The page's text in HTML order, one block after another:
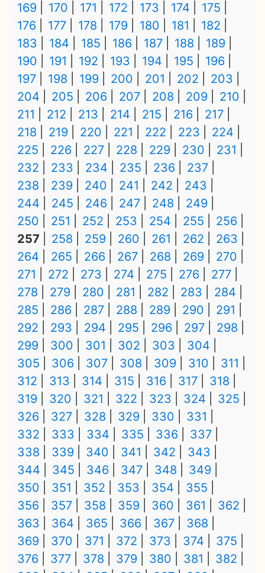
169
170 171 172 173 174
175
176
177 178 179 180 181
182
183
184 185 186 187 188
189
190
191 192 193 194 195
196
197
198 199 200 201 202
203
204
205 206 207 208 209
210
211
212 213 214 215 216
217
218
219 220 221 222 223
224
225
226 227 228 229 230
231
232
233 234 235 236
237
238
239 240 241 242
243
244
245 246 247 248
249
250
251 252 253 254 255
256
257
258 259 260 261 262
263
264
265 266 267 268 269
270
271
272 273 274 275 276
277
278
279 280 281 282 283
284
285
286 287 288 289 290
291
292
293 294 295 296 297
298
299
300 301 302 303
304
305
306 307 308 309 310
311
312
313 314 315 316 317
318
319
320 321 322 323 324
325
326
327 328 329 330
331
332
333 334 335 336
337
338
339 340 341 342
343
344
345 346 347 348
349
350
351 352 353 354
355
356
357 358 359 360 361
362
363
364 365 366 367
368
369
370 371 372 373 374
375
376
377 378 379 380 381
382